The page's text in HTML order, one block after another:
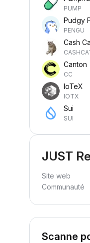
PUMP
Pudgy
PENGU
Cash
Canton
CC
IoTeX
IOTX
Sui
SUI
JUST
Site web
Communauté
Scanne